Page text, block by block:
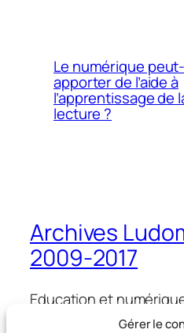
Gérer le
Le numérique
apporter de l’aide à
l’apprentissage de
lecture ?
Archives
2009-2017
Education et
d'Apprentissage, e-